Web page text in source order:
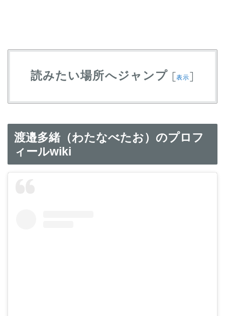
読みたい場所へジャンプ [表示]
渡邉多緒（わたなべたお）のプロフ
ィールwiki